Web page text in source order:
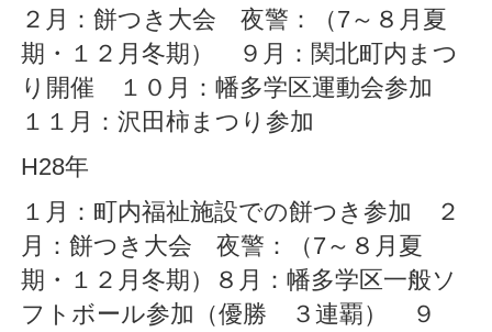
２月：餅つき大会 夜警：（7～８月夏
期・１２月冬期） ９月：関北町内まつ
り開催 １０月：幡多学区運動会参加
１１月：沢田柿まつり参加
H28年
１月：町内福祉施設での餅つき参加 ２
月：餅つき大会 夜警：（7～８月夏
期・１２月冬期）８月：幡多学区一般ソ
フトボール参加（優勝 ３連覇） ９